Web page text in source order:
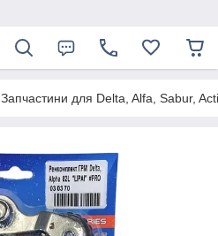
Запчастини для Delta, Alfa, Sabur,